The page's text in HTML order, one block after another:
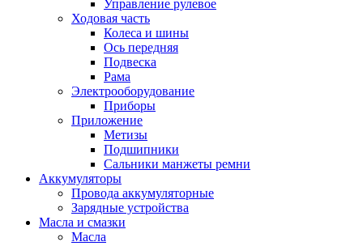
Управление рулевое
Ходовая часть
Колеса и шины
Ось передняя
Подвеска
Рама
Электрооборудование
Приборы
Приложение
Метизы
Подшипники
Сальники манжеты ремни
Аккумуляторы
Провода аккумуляторные
Зарядные устройства
Масла и смазки
Масла